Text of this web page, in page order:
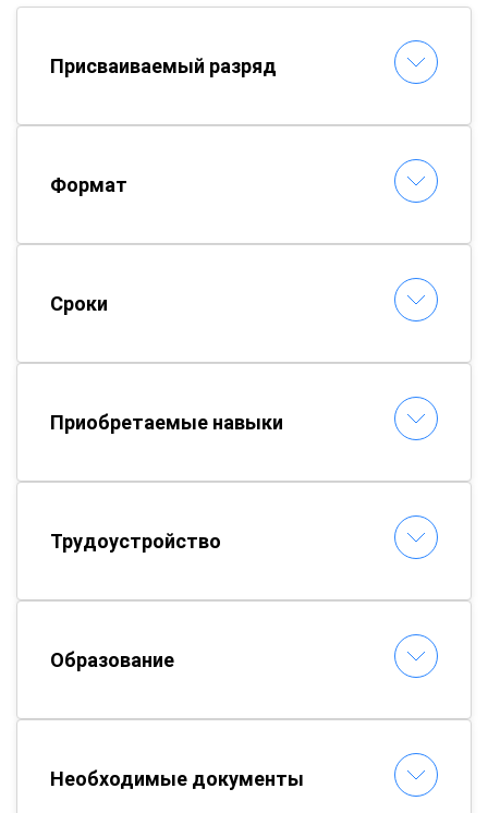
Присваиваемый разряд
Формат
Сроки
Приобретаемые навыки
Трудоустройство
Образование
Необходимые документы